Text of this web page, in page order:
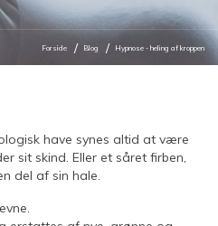
Forside Blog Hypnose - heling af kroppen
have synes altid at være
sit skind. Eller et såret firben,
del af sin hale.